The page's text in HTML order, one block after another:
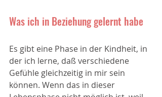
Was ich in Beziehung gelernt habe
Es gibt eine Phase in der Kindheit, in
der ich lerne, daß verschiedene
Gefühle gleichzeitig in mir sein
können. Wenn das in dieser